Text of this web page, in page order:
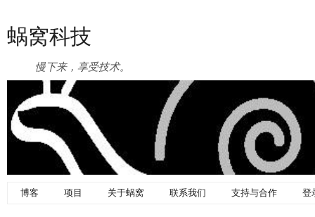
蜗窝科技
慢下来，享受技术。
博客 项目 关于蜗窝 联系我们 支持与合作 登